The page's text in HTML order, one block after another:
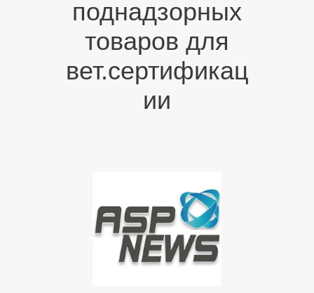
поднадзорных
товаров для
вет.сертификац
ии
НОВОСТИ
КАРЬЕРА
ПАРТНЕРЫ
КОНТАКТЫ